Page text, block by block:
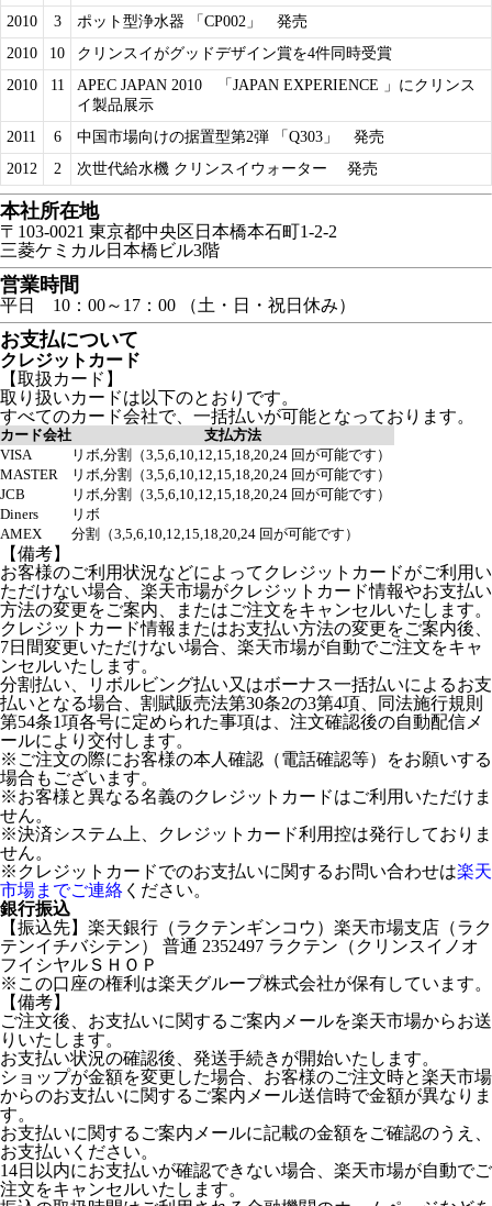
2010
3
ポット型浄水器 「CP002」 発売
2010
10
クリンスイがグッドデザイン賞を4件同時受賞
2010
11
APEC JAPAN 2010 「JAPAN EXPERIENCE 」にクリンス
イ製品展示
2011
6
中国市場向けの据置型第2弾 「Q303」 発売
2012
2 次世代給水機 クリンスイウォーター 発売
本社所在地
〒103-0021 東京都中央区日本橋本石町1-2-2
三菱ケミカル日本橋ビル3階
営業時間
平日 10：00～17：00 （土・日・祝日休み）
お支払について
クレジットカード
【取扱カード】
取り扱いカードは以下のとおりです。
すべてのカード会社で、一括払いが可能となっております。
カード会社
支払方法
VISA
リボ,分割（3,5,6,10,12,15,18,20,24 回が可能です）
MASTER
リボ,分割（3,5,6,10,12,15,18,20,24 回が可能です）
JCB
リボ,分割（3,5,6,10,12,15,18,20,24 回が可能です）
Diners
リボ
AMEX
分割（3,5,6,10,12,15,18,20,24 回が可能です）
【備考】
お客様のご利用状況などによってクレジットカードがご利用い
ただけない場合、楽天市場がクレジットカード情報やお支払い
方法の変更をご案内、またはご注文をキャンセルいたします。
クレジットカード情報またはお支払い方法の変更をご案内後、
7日間変更いただけない場合、楽天市場が自動でご注文をキャ
ンセルいたします。
分割払い、リボルビング払い又はボーナス一括払いによるお支
払いとなる場合、割賦販売法第30条2の3第4項、同法施行規則
第54条1項各号に定められた事項は、注文確認後の自動配信メ
ールにより交付します。
※ご注文の際にお客様の本人確認（電話確認等）をお願いする
場合もございます。
※お客様と異なる名義のクレジットカードはご利用いただけま
せん。
※決済システム上、クレジットカード利用控は発行しておりま
せん。
※クレジットカードでのお支払いに関するお問い合わせは楽天
市場までご連絡 ください。
銀行振込
【振込先】楽天銀行（ラクテンギンコウ）楽天市場支店（ラク
テンイチバシテン） 普通 2352497 ラクテン（クリンスイノオ
フイシヤルＳＨＯＰ
※この口座の権利は楽天グループ株式会社が保有しています。
【備考】
ご注文後、お支払いに関するご案内メールを楽天市場からお送
りいたします。
お支払い状況の確認後、発送手続きが開始いたします。
ショップが金額を変更した場合、お客様のご注文時と楽天市場
からのお支払いに関するご案内メール送信時で金額が異なりま
す。
お支払いに関するご案内メールに記載の金額をご確認のうえ、
お支払いください。
14日以内にお支払いが確認できない場合、楽天市場が自動でご
注文をキャンセルいたします。